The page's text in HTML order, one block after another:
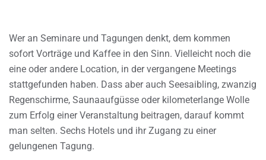
Wer an Seminare und Tagungen denkt, dem kommen
sofort Vorträge und Kaffee in den Sinn. Vielleicht noch die
eine oder andere Location, in der vergangene Meetings
stattgefunden haben. Dass aber auch Seesaibling, zwanzig
Regenschirme, Saunaaufgüsse oder kilometerlange Wolle
zum Erfolg einer Veranstaltung beitragen, darauf kommt
man selten. Sechs Hotels und ihr Zugang zu einer
gelungenen Tagung.